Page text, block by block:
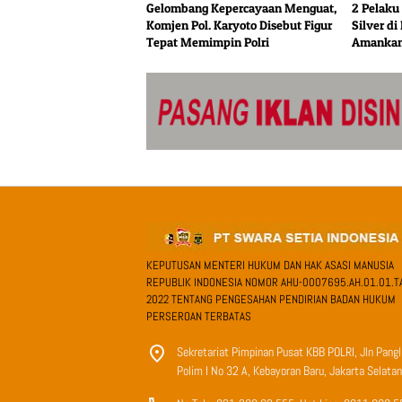
Gelombang Kepercayaan Menguat,
Komjen Pol. Karyoto Disebut Figur
Tepat Memimpin Polri
2
Silver di
KEPUTUSAN MENTERI HUKUM DAN HAK ASASI MANUSIA
REPUBLIK INDONESIA NOMOR AHU-
2022 TENTANG PENGESAHAN PENDIRIAN BADAN HUKUM
PERSEROAN TERBATAS
Sekretariat Pimpinan Pusat KBB POLRI, Jln
Polim I No 32 A, Kebayoran Baru, Jakarta Selatan